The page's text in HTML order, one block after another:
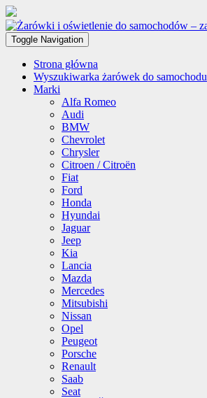
Toggle Navigation
Strona główna
Wyszukiwarka żarówek do samochodu
Marki
Alfa Romeo
Audi
BMW
Chevrolet
Chrysler
Citroen / Citroën
Fiat
Ford
Honda
Hyundai
Jaguar
Jeep
Kia
Lancia
Mazda
Mercedes
Mitsubishi
Nissan
Opel
Peugeot
Porsche
Renault
Saab
Seat